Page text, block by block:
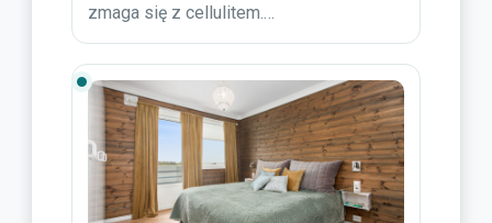
zmaga się z cellulitem.…